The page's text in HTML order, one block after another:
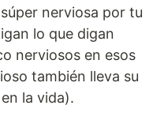
nerviosa por tu
lo que digan
nerviosos en esos
también lleva su
la vida).